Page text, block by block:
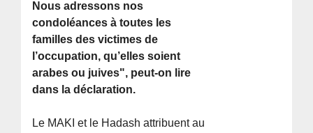
Nous adressons nos
condoléances à toutes les
familles des victimes de
l’occupation, qu’elles soient
arabes ou juives", peut-on lire
dans la déclaration.
Le MAKI et le Hadash attribuent au